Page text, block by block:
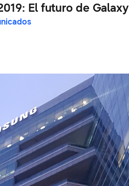
El futuro de Galaxy